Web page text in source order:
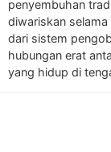
penyembuhan
diwariskan
dari sistem
hubungan erat
yang hidup di